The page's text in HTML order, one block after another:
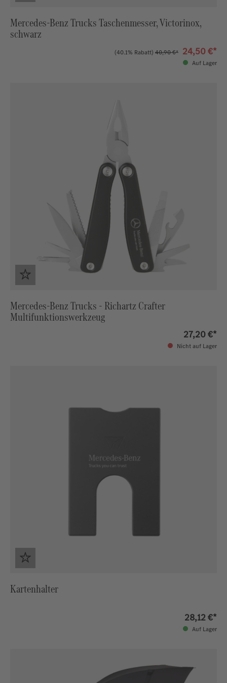
Mercedes-Benz Trucks Taschenmesser, Victorinox,
schwarz
(40.1% Rabatt) 40,90 €* 24,50 €*
Auf Lager
Mercedes-Benz Trucks - Richartz Crafter
Multifunktionswerkzeug
27,20 €*
Nicht auf Lager
Kartenhalter
28,12 €*
Auf Lager